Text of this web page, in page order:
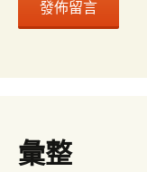
彙整